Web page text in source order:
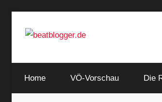
Inhalt
beatblogger.de
and
the
Home VÖ-Vorschau Die